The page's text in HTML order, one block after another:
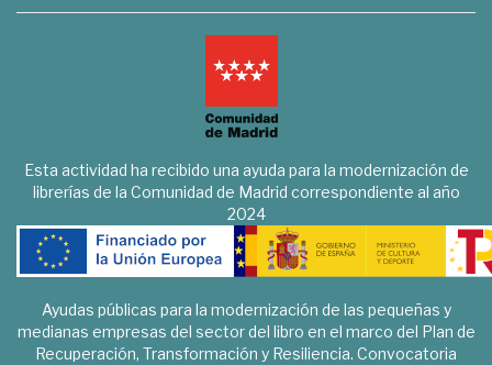
Esta actividad ha recibido una ayuda para la modernización de
librerías de la Comunidad de Madrid correspondiente al año
2024
Ayudas públicas para la modernización de las pequeñas y
medianas empresas del sector del libro en el marco del Plan de
Recuperación, Transformación y Resiliencia. Convocatoria